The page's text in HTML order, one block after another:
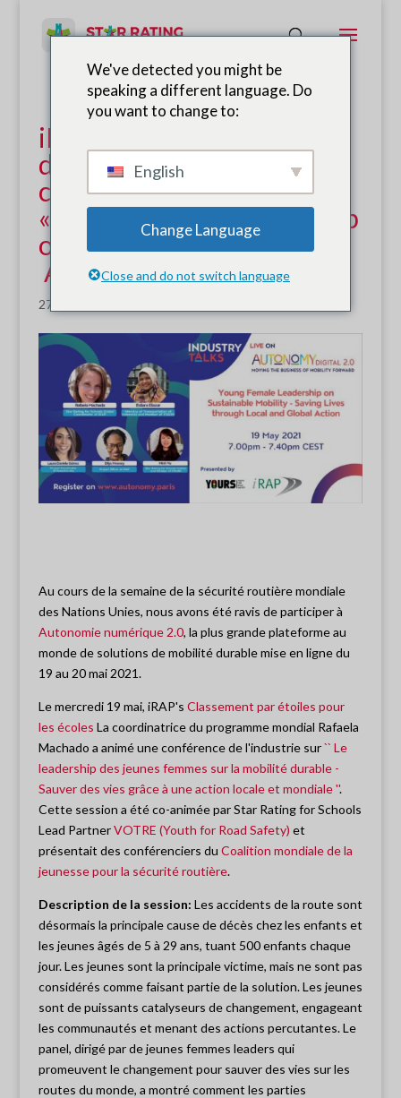
iRAP et YOURS sont fiers
d'avoir co-organisé une
conférence de l'industrie
« Young Female Leadership
on Sustainable Mobility » –
Autonomy Digital 2.0 !
27 Avr 2021
Au cours de la semaine de la sécurité routière mondiale
des Nations Unies, nous avons été ravis de participer à
Autonomie numérique 2.0, la plus grande plateforme au
monde de solutions de mobilité durable mise en ligne du
19 au 20 mai 2021.
Le mercredi 19 mai, iRAP's Classement par étoiles pour
les écoles La coordinatrice du programme mondial Rafaela
Machado a animé une conférence de l'industrie sur`` Le
leadership des jeunes femmes sur la mobilité durable -
Sauver des vies grâce à une action locale et mondiale ''.
Cette session a été co-animée par Star Rating for Schools
Lead PartnerVOTRE (Youth for Road Safety) et
présentait des conférenciers du Coalition mondiale de la
jeunesse pour la sécurité routière.
Description de la session: Les accidents de la route sont
désormais la principale cause de décès chez les enfants et
les jeunes âgés de 5 à 29 ans, tuant 500 enfants chaque
jour. Les jeunes sont la principale victime, mais ne sont pas
considérés comme faisant partie de la solution. Les jeunes
sont de puissants catalyseurs de changement, engageant
les communautés et menant des actions percutantes. Le
panel, dirigé par de jeunes femmes leaders qui
promeuvent le changement pour sauver des vies sur les
routes du monde, a montré comment les parties
We've detected you might be
speaking a different language. Do
you want to change to:
English
Change Language
Close and do not switch language